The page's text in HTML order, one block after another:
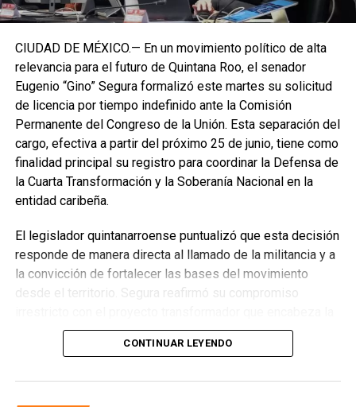
CIUDAD DE MÉXICO.— En un movimiento político de alta
relevancia para el futuro de Quintana Roo, el senador
Eugenio “Gino” Segura formalizó este martes su solicitud
de licencia por tiempo indefinido ante la Comisión
Permanente del Congreso de la Unión. Esta separación del
cargo, efectiva a partir del próximo 25 de junio, tiene como
finalidad principal su registro para coordinar la Defensa de
la Cuarta Transformación y la Soberanía Nacional en la
entidad caribeña.
El legislador quintanarroense puntualizó que esta decisión
responde de manera directa al llamado de la militancia y a
la convicción de fortalecer las bases del movimiento
desde el territorio. Segura reafirmó su compromiso
presidenta de la República, Claudia Sheinbaum Pardo,
asegurando que la consolidación del bienestar social
CONTINUAR LEYENDO